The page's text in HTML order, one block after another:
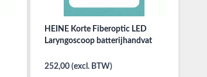
HEINE Korte Fiberoptic LED
Laryngoscoop batterijhandvat
252,00 (excl. BTW)